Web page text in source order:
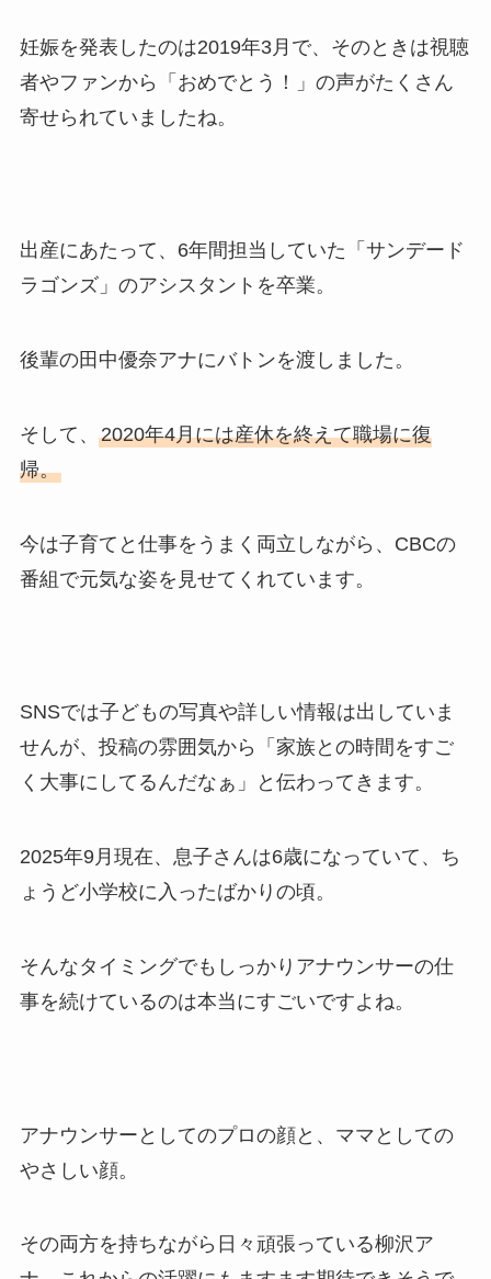
妊娠を発表したのは2019年3月で、そのときは視聴
者やファンから「おめでとう！」の声がたくさん
寄せられていましたね。
出産にあたって、6年間担当していた「サンデード
ラゴンズ」のアシスタントを卒業。
後輩の田中優奈アナにバトンを渡しました。
そして、 2020年4月には産休を終えて職場に復
帰。
今は子育てと仕事をうまく両立しながら、CBCの
番組で元気な姿を見せてくれています。
SNSでは子どもの写真や詳しい情報は出していま
せんが、投稿の雰囲気から「家族との時間をすご
く大事にしてるんだなぁ」と伝わってきます。
2025年9月現在、息子さんは6歳になっていて、ち
ょうど小学校に入ったばかりの頃。
そんなタイミングでもしっかりアナウンサーの仕
事を続けているのは本当にすごいですよね。
アナウンサーとしてのプロの顔と、ママとしての
やさしい顔。
その両方を持ちながら日々頑張っている柳沢ア